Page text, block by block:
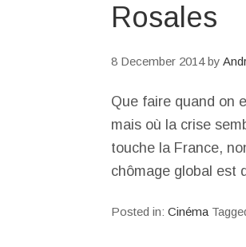
Rosales
8 December 2014 by
Que faire quand on
mais où la crise
touche la France,
chômage global est
Posted in: Cinéma